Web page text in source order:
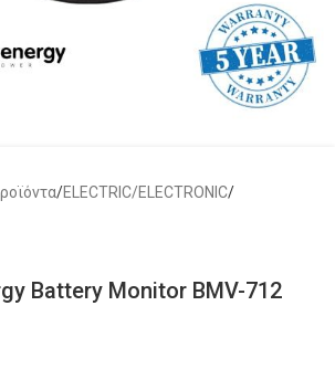
/ELECTRIC/ELECTRONIC/
Battery Monitor BMV-712